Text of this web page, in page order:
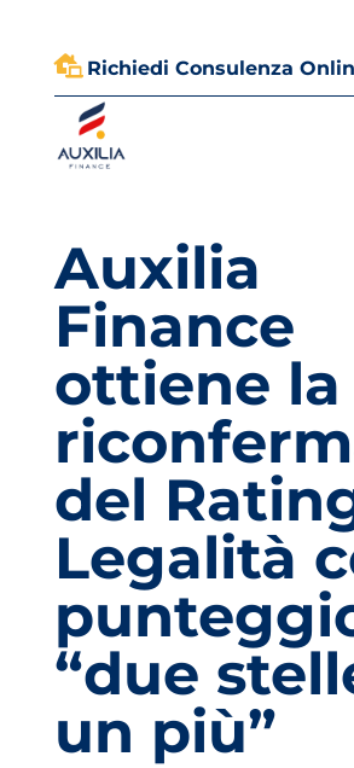
 Richiedi Consulenza
Auxilia
Finance
ottiene la
del
Legalità
“due
un più”